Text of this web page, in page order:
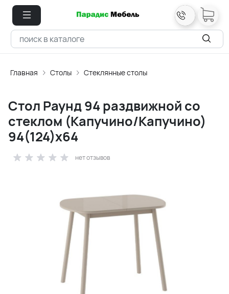
Главная Столы Стеклянные столы
Стол Раунд 94 раздвижной со
стеклом (Капучино/Капучино)
94(124)х64
нет отзывов